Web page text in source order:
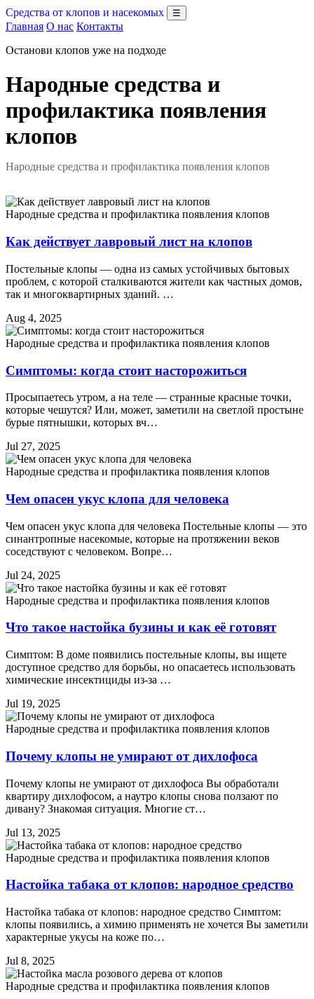
Средства от клопов и насекомых ☰
Главная О нас Контакты
Останови клопов уже на подходе
Народные средства и
профилактика появления
клопов
Народные средства и профилактика появления клопов
Народные средства и профилактика появления клопов
Как действует лавровый лист на клопов
Постельные клопы — одна из самых устойчивых бытовых
проблем, с которой сталкиваются жители как частных домов,
так и многоквартирных зданий. …
Aug 4, 2025
Народные средства и профилактика появления клопов
Симптомы: когда стоит насторожиться
Просыпаетесь утром, а на теле — странные красные точки,
которые чешутся? Или, может, заметили на светлой простыне
бурые пятнышки, которых вч…
Jul 27, 2025
Народные средства и профилактика появления клопов
Чем опасен укус клопа для человека
Чем опасен укус клопа для человека Постельные клопы — это
синантропные насекомые, которые на протяжении веков
соседствуют с человеком. Вопре…
Jul 24, 2025
Народные средства и профилактика появления клопов
Что такое настойка бузины и как её готовят
Симптом: В доме появились постельные клопы, вы ищете
доступное средство для борьбы, но опасаетесь использовать
химические инсектициды из-за …
Jul 19, 2025
Народные средства и профилактика появления клопов
Почему клопы не умирают от дихлофоса
Почему клопы не умирают от дихлофоса Вы обработали
квартиру дихлофосом, а наутро клопы снова ползают по
дивану? Знакомая ситуация. Многие ст…
Jul 13, 2025
Народные средства и профилактика появления клопов
Настойка табака от клопов: народное средство
Настойка табака от клопов: народное средство Симптом:
клопы появились, а химию применять не хочется Вы заметили
характерные укусы на коже по…
Jul 8, 2025
Народные средства и профилактика появления клопов